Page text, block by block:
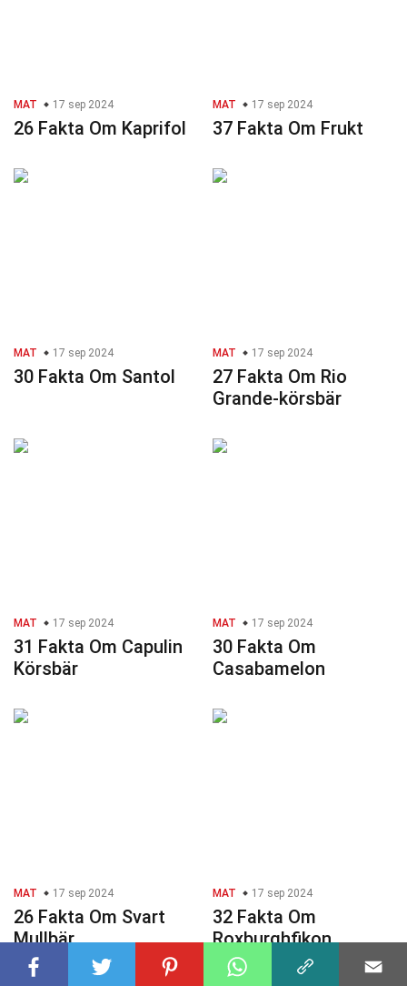
MAT 17 sep 2024
26 Fakta Om Kaprifol
MAT 17 sep 2024
37 Fakta Om Frukt
MAT 17 sep 2024
30 Fakta Om Santol
MAT 17 sep 2024
27 Fakta Om Rio
Grande-körsbär
MAT 17 sep 2024
31 Fakta Om Capulin
Körsbär
MAT 17 sep 2024
30 Fakta Om
Casabamelon
MAT 17 sep 2024
26 Fakta Om Svart
Mullbär
MAT 17 sep 2024
32 Fakta Om
Roxburghfikon